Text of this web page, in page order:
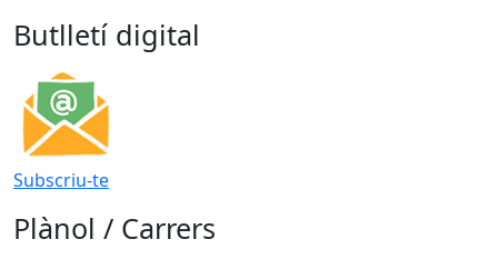
Butlletí digital
Subscriu-te
Plànol / Carrers